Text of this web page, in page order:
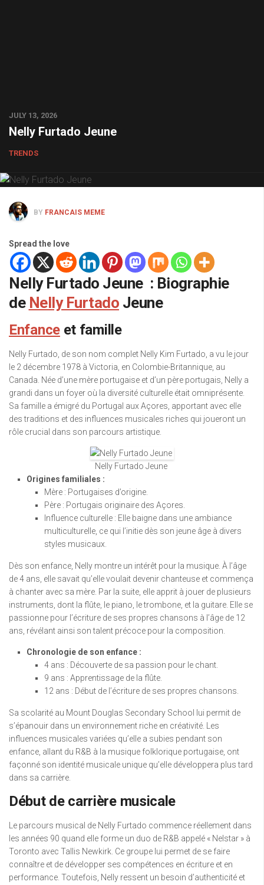
JULY 13, 2026
Nelly Furtado Jeune
TRENDS
BY FRANCAIS MEME
Spread the love
Nelly Furtado Jeune : Biographie
de Nelly Furtado Jeune
Enfanceet famille
Nelly Furtado, de son nom complet Nelly Kim Furtado, a vu le jour
le 2 décembre 1978 à Victoria, en Colombie-Britannique, au
Canada. Née d’une mère portugaise et d’un père portugais, Nelly a
grandi dans un foyer où la diversité culturelle était omniprésente.
Sa famille a émigré du Portugal aux Açores, apportant avec elle
des traditions et des influences musicales riches qui joueront un
rôle crucial dans son parcours artistique.
Nelly Furtado Jeune
Origines familiales :
Mère : Portugaises d’origine.
Père : Portugais originaire des Açores.
Influence culturelle : Elle baigne dans une ambiance
multiculturelle, ce qui l’initie dès son jeune âge à divers
styles musicaux.
Dès son enfance, Nelly montre un intérêt pour la musique. À l’âge
de 4 ans, elle savait qu’elle voulait devenir chanteuse et commença
à chanter avec sa mère. Par la suite, elle apprit à jouer de plusieurs
instruments, dont la flûte, le piano, le trombone, et la guitare. Elle se
passionne pour l’écriture de ses propres chansons à l’âge de 12
ans, révélant ainsi son talent précoce pour la composition.
Chronologie de son enfance :
4 ans : Découverte de sa passion pour le chant.
9 ans : Apprentissage de la flûte.
12 ans : Début de l’écriture de ses propres chansons.
Sa scolarité au Mount Douglas Secondary School lui permit de
s’épanouir dans un environnement riche en créativité. Les
influences musicales variées qu’elle a subies pendant son
enfance, allant du R&B à la musique folklorique portugaise, ont
façonné son identité musicale unique qu’elle développera plus tard
dans sa carrière.
Début de carrière musicale
Le parcours musical de Nelly Furtado commence réellement dans
les années 90 quand elle forme un duo de R&B appelé « Nelstar » à
Toronto avec Tallis Newkirk. Ce groupe lui permet de se faire
connaître et de développer ses compétences en écriture et en
performance. Toutefois, Nelly ressent un besoin d’authenticité et